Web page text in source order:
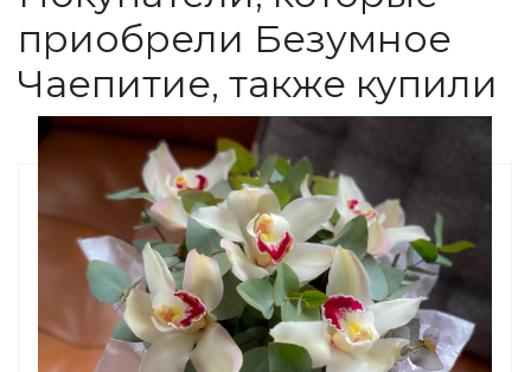
приобрели Безумное
Чаепитие, также купили